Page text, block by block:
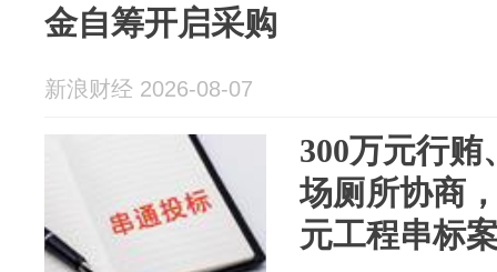
金自筹开启采购
新浪财经 2026-08-07
300万元行贿
场厕所协商
元工程串标